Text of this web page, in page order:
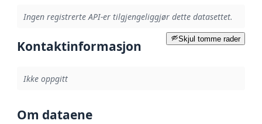
Ingen registrerte API-er tilgjengeliggjør dette datasettet.
Skjul tomme rader
Kontaktinformasjon
Ikke oppgitt
Om dataene